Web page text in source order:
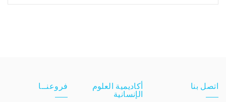
اتصل بنا
أكاديمية العلوم
الإنسانية
فروعنــا